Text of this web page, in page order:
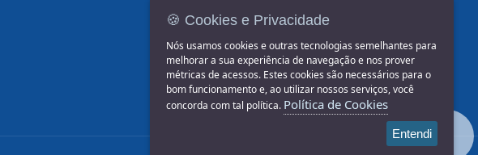
🍪 Cookies e Privacidade
Nós usamos cookies e outras tecnologias semelhantes para
melhorar a sua experiência de navegação e nos prover
métricas de acessos. Estes cookies são necessários para o
bom funcionamento e, ao utilizar nossos serviços, você
concorda com tal política. Política de Cookies
Entendi